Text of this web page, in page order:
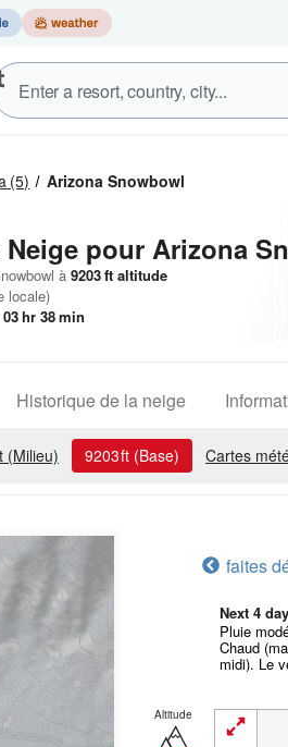
(5) Arizona Snowbowl
pour Arizona
à 9203ft altitude
locale)
03hr 38min
Historique de la neige
(Milieu) 9203ft (Base) Cartes
faites
Next 4
Pluie
Chaud
midi). Le
Altitude